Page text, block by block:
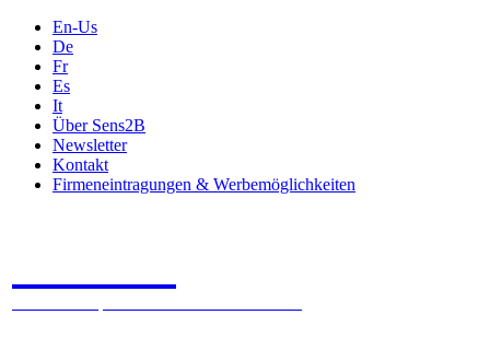
En-Us
De
Fr
Es
It
Über Sens2B
Newsletter
Kontakt
Firmeneintragungen & Werbemöglichkeiten